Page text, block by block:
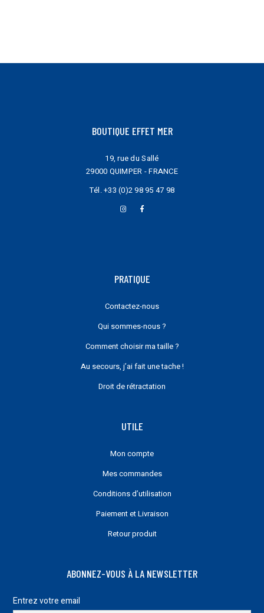
BOUTIQUE EFFET MER
19, rue du Sallé
29000 QUIMPER - FRANCE
Tél.+33 (0)2 98 95 47 98
PRATIQUE
Contactez-nous
Qui sommes-nous ?
Comment choisir ma taille ?
Au secours, j’ai fait une tache !
Droit de rétractation
UTILE
Mon compte
Mes commandes
Conditions d’utilisation
Paiement et Livraison
Retour produit
ABONNEZ-VOUS À LA NEWSLETTER
Entrez votre email